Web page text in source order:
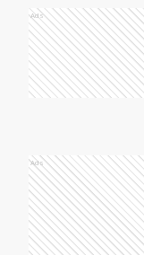
Ads
Ads